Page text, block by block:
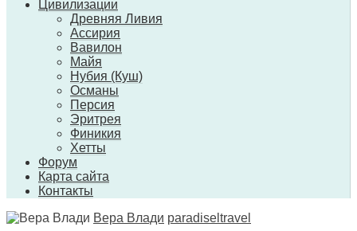
Цивилизации
Древняя Ливия
Ассирия
Вавилон
Майя
Нубия (Куш)
Османы
Персия
Эритрея
Финикия
Хетты
Форум
Карта сайта
Контакты
Вера Влади paradiseltravel